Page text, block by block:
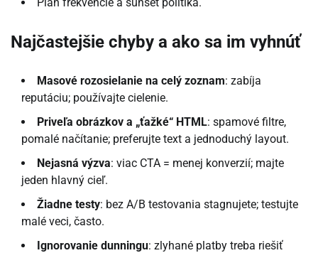
Najčastejšie chyby a ako sa im vyhnúť
Masové rozosielanie na celý zoznam: zabíja
reputáciu; používajte cielenie.
Priveľa obrázkov a „ťažké“ HTML: spamové filtre,
pomalé načítanie; preferujte text a jednoduchý layout.
Nejasná výzva: viac CTA = menej konverzií; majte
jeden hlavný cieľ.
Žiadne testy: bez A/B testovania stagnujete; testujte
malé veci, často.
Ignorovanie dunningu: zlyhané platby treba riešiť